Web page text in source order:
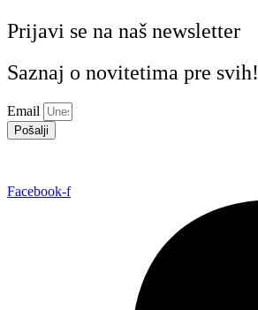
Prijavi se na naš newsletter
Saznaj o novitetima pre svih!
Email
Pošalji
Facebook-f